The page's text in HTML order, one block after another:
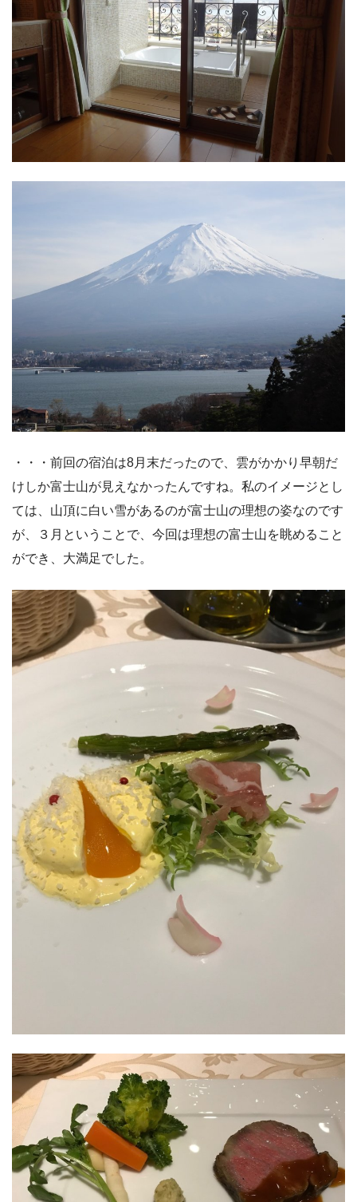
・・・前回の宿泊は8月末だったので、雲がかかり早朝だ
けしか富士山が見えなかったんですね。私のイメージとし
ては、山頂に白い雪があるのが富士山の理想の姿なのです
が、３月ということで、今回は理想の富士山を眺めること
ができ、大満足でした。